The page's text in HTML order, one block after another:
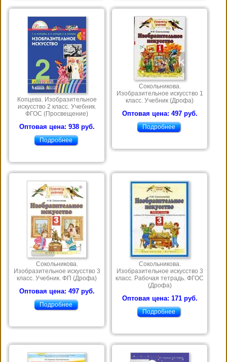
Копцева. Изобразительное
искусство 2 класс. Учебник.
ФГОС (Просвещение)
Оптовая цена: 938 руб.
Подробнее
Сокольникова.
Изобразительное искусство 1
класс. Учебник (Дрофа)
Оптовая цена: 497 руб.
Подробнее
Сокольникова.
Изобразительное искусство 3
класс. Учебник. ФП (Дрофа)
Оптовая цена: 497 руб.
Подробнее
Сокольникова.
Изобразительное искусство 3
класс. Рабочая тетрадь. ФГОС
(Дрофа)
Оптовая цена: 171 руб.
Подробнее